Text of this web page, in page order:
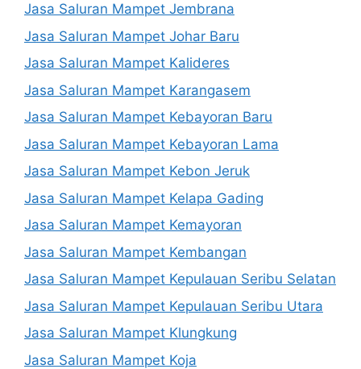
Jasa Saluran Mampet Jembrana
Jasa Saluran Mampet Johar Baru
Jasa Saluran Mampet Kalideres
Jasa Saluran Mampet Karangasem
Jasa Saluran Mampet Kebayoran Baru
Jasa Saluran Mampet Kebayoran Lama
Jasa Saluran Mampet Kebon Jeruk
Jasa Saluran Mampet Kelapa Gading
Jasa Saluran Mampet Kemayoran
Jasa Saluran Mampet Kembangan
Jasa Saluran Mampet Kepulauan Seribu Selatan
Jasa Saluran Mampet Kepulauan Seribu Utara
Jasa Saluran Mampet Klungkung
Jasa Saluran Mampet Koja